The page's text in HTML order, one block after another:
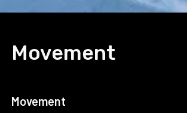
Movement
Movement